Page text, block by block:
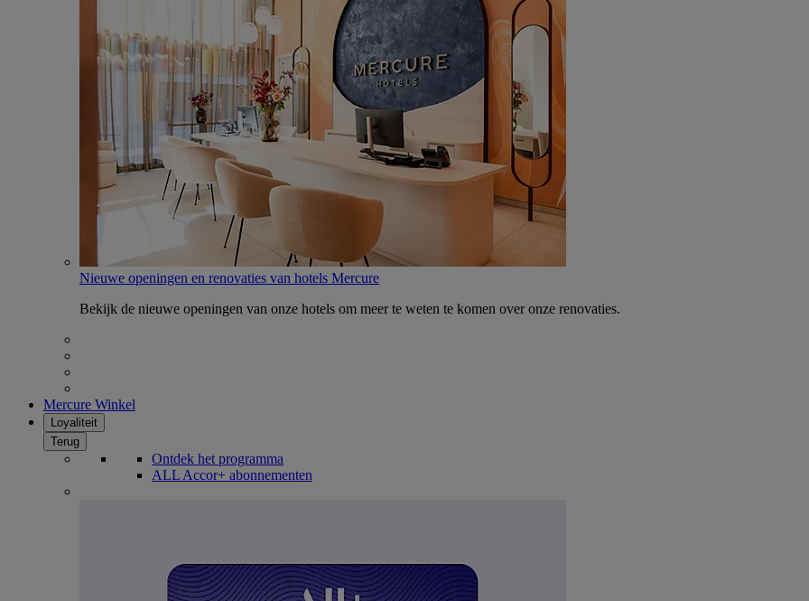
Nieuwe openingen en renovaties van hotels Mercure
Bekijk de nieuwe openingen van onze hotels om meer te weten te komen over onze renovaties.
Mercure Winkel
Loyaliteit
Terug
Ontdek het programma
ALL Accor+ abonnementen